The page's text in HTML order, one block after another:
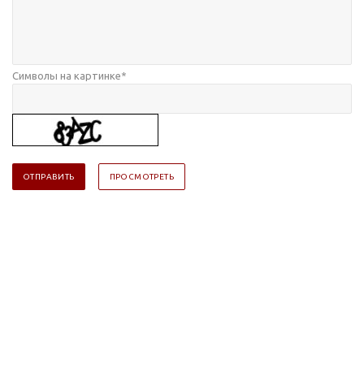
Символы на картинке*